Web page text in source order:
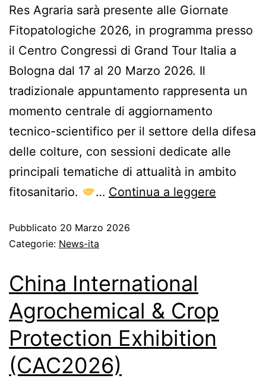
Res Agraria sarà presente alle Giornate
Fitopatologiche 2026, in programma presso
il Centro Congressi di Grand Tour Italia a
Bologna dal 17 al 20 Marzo 2026. Il
tradizionale appuntamento rappresenta un
momento centrale di aggiornamento
tecnico-scientifico per il settore della difesa
delle colture, con sessioni dedicate alle
principali tematiche di attualità in ambito
fitosanitario.
… Continua a leggere
Pubblicato 20 Marzo 2026
Categorie: News-ita
China International
Agrochemical & Crop
Protection Exhibition
(CAC2026)